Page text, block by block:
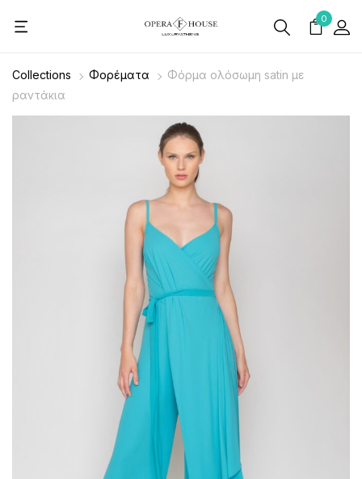
0
Collections Φορέματα
Φόρμα ολόσωμη satin με
ραντάκια